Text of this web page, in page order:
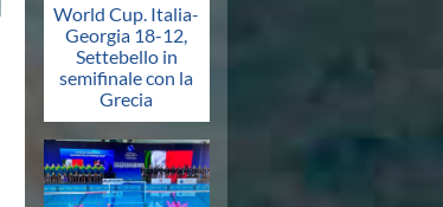
World Cup. Italia-
Georgia 18-12,
Settebello in
semifinale con la
Grecia